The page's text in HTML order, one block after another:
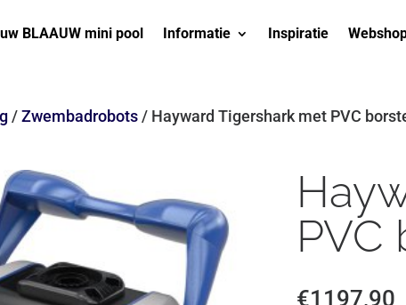
BLAAUW mini pool Informatie Inspiratie
/Zwembadrobots/ Hayward Tigershark met PVC
PVC
€1197,90